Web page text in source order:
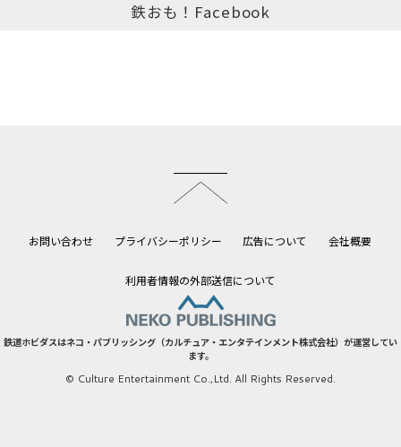
鉄おも！Facebook
お問い合わせ プライバシーポリシー 広告について 会社概要
利用者情報の外部送信について
鉄道ホビダスはネコ・パブリッシング（カルチュア・エンタテインメント株式会社）が運営してい
ます。
© Culture Entertainment Co.,Ltd. All Rights Reserved.